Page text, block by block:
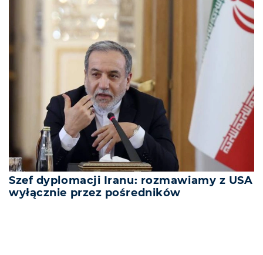
Szef dyplomacji Iranu: rozmawiamy z USA
wyłącznie przez pośredników